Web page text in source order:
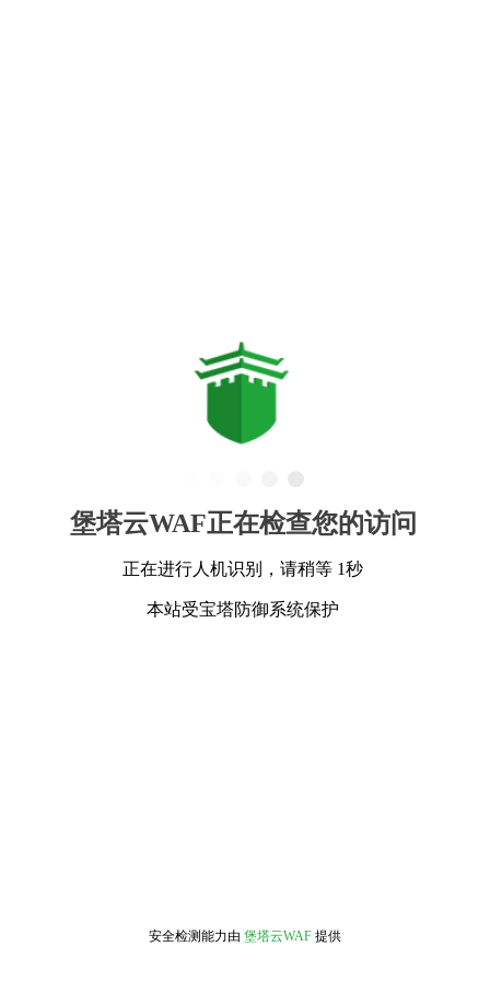
堡塔云WAF正在检查您的访问
正在进行人机识别，请稍等 1秒
本站受宝塔防御系统保护
安全检测能力由 堡塔云WAF 提供